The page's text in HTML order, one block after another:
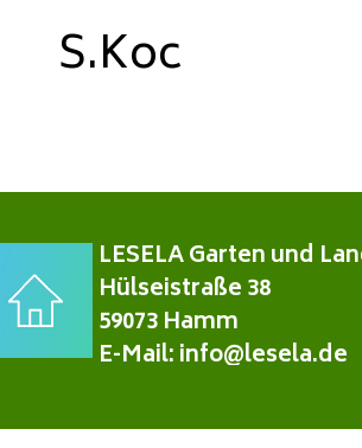
S.Koc
LESELA Garten und
Hülseistraße 38
59073 Hamm
E-Mail: info@lesela.de